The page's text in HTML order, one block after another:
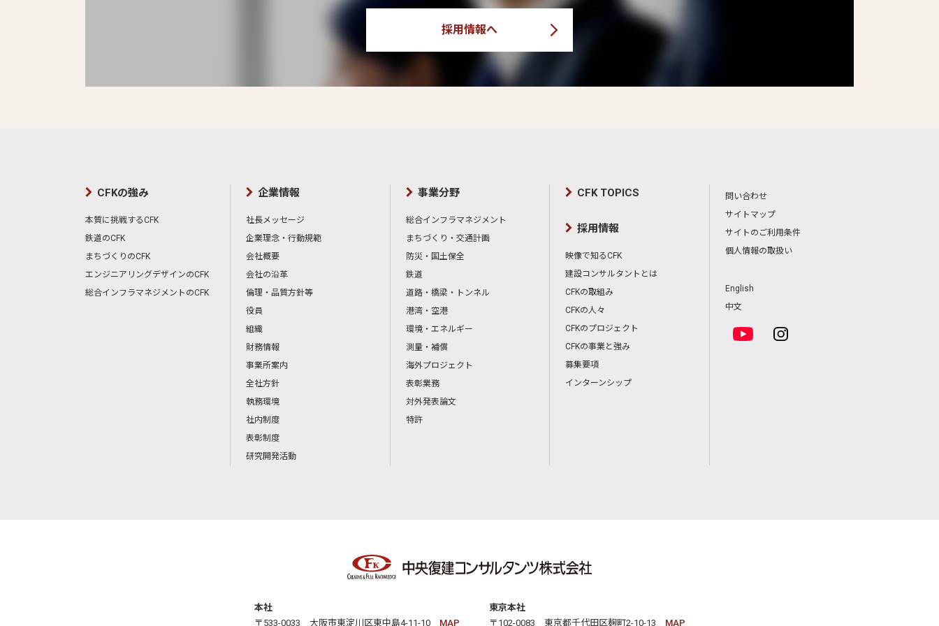
採用情報へ
CFKの強み
本質に挑戦するCFK
鉄道のCFK
まちづくりのCFK
エンジニアリングデザインのCFK
総合インフラマネジメントのCFK
企業情報
社長メッセージ
企業理念・行動規範
会社概要
会社の沿革
倫理・品質方針等
役員
組織
財務情報
事業所案内
全社方針
執務環境
社内制度
表彰制度
研究開発活動
事業分野
総合インフラマネジメント
まちづくり・交通計画
防災・国土保全
鉄道
道路・橋梁・トンネル
港湾・空港
環境・エネルギー
測量・補償
海外プロジェクト
表彰業務
対外発表論文
特許
CFK TOPICS
採用情報
映像で知るCFK
建設コンサルタントとは
CFKの取組み
CFKの人々
CFKのプロジェクト
CFKの事業と強み
募集要項
インターンシップ
問い合わせ
サイトマップ
サイトのご利用条件
個人情報の取扱い
English
中文
本社
〒533-0033 大阪市東淀川区東中島4-11-10 MAP
東京本社
〒102-0083 東京都千代田区麹町2-10-13 MAP